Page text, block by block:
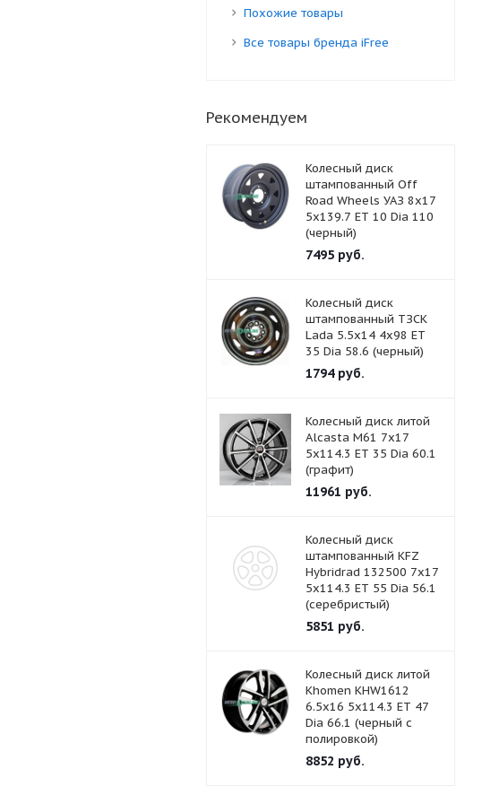
Похожие товары
Все товары бренда iFree
Рекомендуем
Колесный диск
штампованный Off
Road Wheels УАЗ 8x17
5x139.7 ET 10 Dia 110
(черный)
7495руб.
Колесный диск
штампованный ТЗСК
Lada 5.5x14 4x98 ET
35 Dia 58.6 (черный)
1794руб.
Колесный диск литой
Alcasta M61 7x17
5x114.3 ET 35 Dia 60.1
(графит)
11961 руб.
Колесный диск
штампованный KFZ
Hybridrad 132500 7x17
5x114.3 ET 55 Dia 56.1
(серебристый)
5851 руб.
Колесный диск литой
Khomen KHW1612
6.5x16 5x114.3 ET 47
Dia 66.1 (черный с
полировкой)
8852 руб.